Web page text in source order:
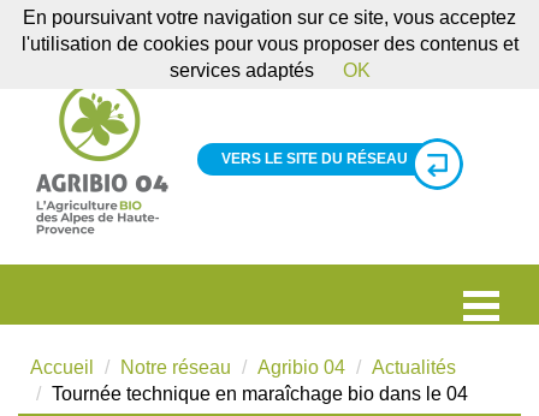
VERS LE SITE DU RÉSEAU
Accueil Notre réseau Agribio 04
Actualités
Tournée technique en maraîchage bio dans le 04
En poursuivant votre navigation sur ce site, vous acceptez
l'utilisation de cookies pour vous proposer des contenus et
services adaptés
OK